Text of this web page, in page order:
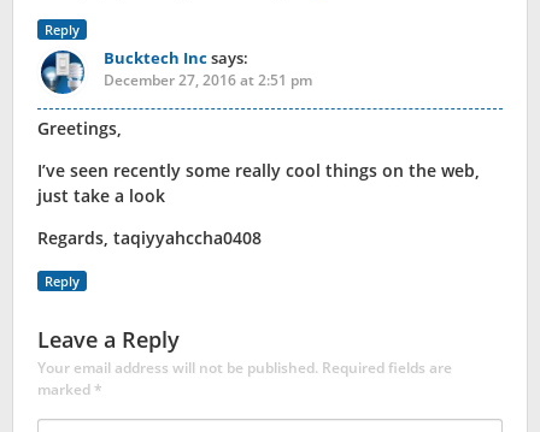
Reply
Bucktech Incsays:
December 27, 2016 at 2:51 pm
Greetings,
I’ve seen recently some really cool things on the web,
just take a look
Regards, taqiyyahccha0408
Reply
Leave a Reply
Your email address will not be published. Required fields are
marked*